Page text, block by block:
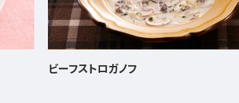
牛肉とピーマンのしょうがオイスター炒め